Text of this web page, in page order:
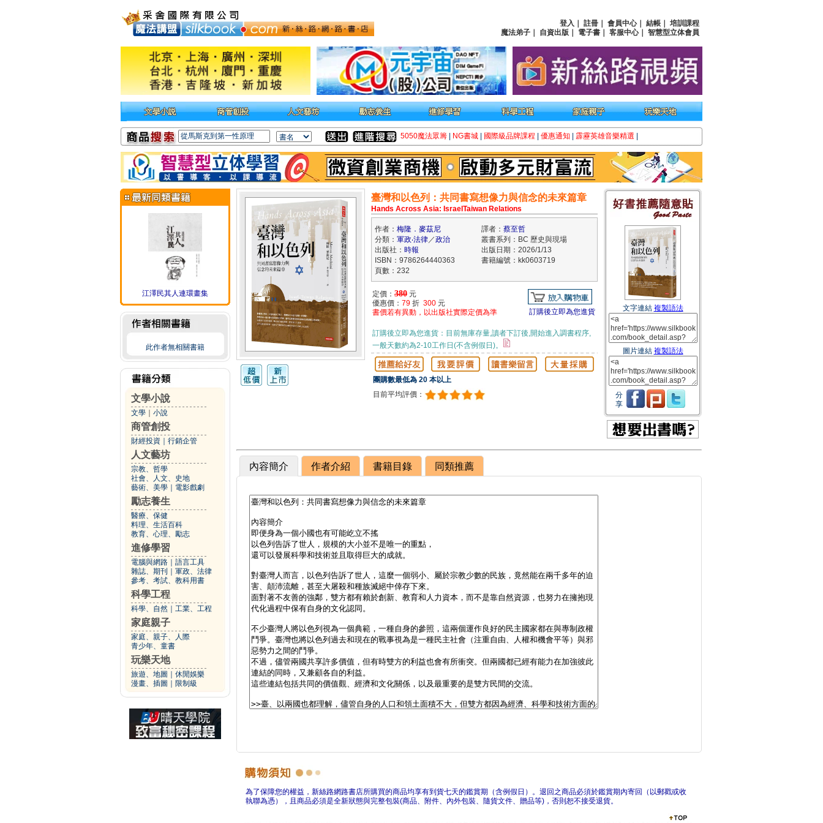
登入 註冊 會員中心｜ 結帳
培訓課程
魔法弟子
自資出版 電子書 客服中心｜ 智慧型立体會員
5050魔法眾籌 NG書城 國際級品牌課程 優惠通知 霹靂英雄音樂精選
江澤民其人連環畫集
此作者無相關書籍
文學小說
文學 小說
商管創投
財經投資 行銷企管
人文藝坊
宗教、哲學
社會、人文、史地
藝術、美學
電影戲劇
勵志養生
醫療、保健
料理、生活百科
教育、心理、勵志
進修學習
電腦與網路
語言工具
雜誌、期刊
軍政、法律
參考、考試、教科用書
科學工程
科學、自然 工業、工程
家庭親子
家庭、親子、人際
青少年、童書
玩樂天地
旅遊、地圖
休閒娛樂
漫畫、插圖
限制級
臺灣和以色列：共同書寫想像力與信念的未來篇章
Hands Across Asia: IsraelTaiwan Relations
作者： 梅隆．麥茲尼 譯者： 蔡至哲
分類： 軍政‧法律／政治
叢書系列：BC 歷史與現場
出版社： 時報
出版日期：2026/1/13
ISBN：9786264440363
書籍編號：kk0603719
頁數：232
定價： 380 元
優惠價： 79 折 300 元
書價若有異動，以出版社實際定價為準
訂購後立即為您進貨
訂購後立即為您進貨：目前無庫存量,讀者下訂後,開始進入調書程序,
一般天數約為2-10工作日(不含例假日)。
團購數最低為 20 本以上
目前平均評價：
文字連結 複製語法
圖片連結 複製語法
分
享
內容簡介 作者介紹 書籍目錄 同類推薦
為了保障您的權益，新絲路網路書店所購買的商品均享有到貨七天的鑑賞期（含例假日）。退回之商品必須於鑑賞期內寄回（以郵戳或收
執聯為憑），且商品必須是全新狀態與完整包裝(商品、附件、內外包裝、隨貨文件、贈品等)，否則恕不接受退貨。